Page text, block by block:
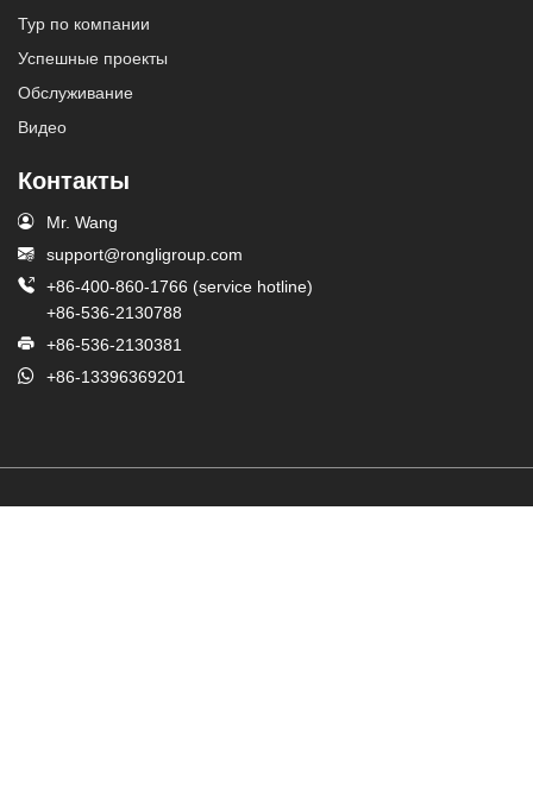
Тур по компании
Успешные проекты
Обслуживание
Видео
Контакты
Mr. Wang
support@rongligroup.com
+86-400-860-1766 (service hotline)
+86-536-2130788
+86-536-2130381
+86-13396369201